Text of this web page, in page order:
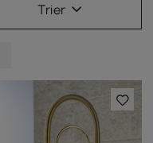
Trier